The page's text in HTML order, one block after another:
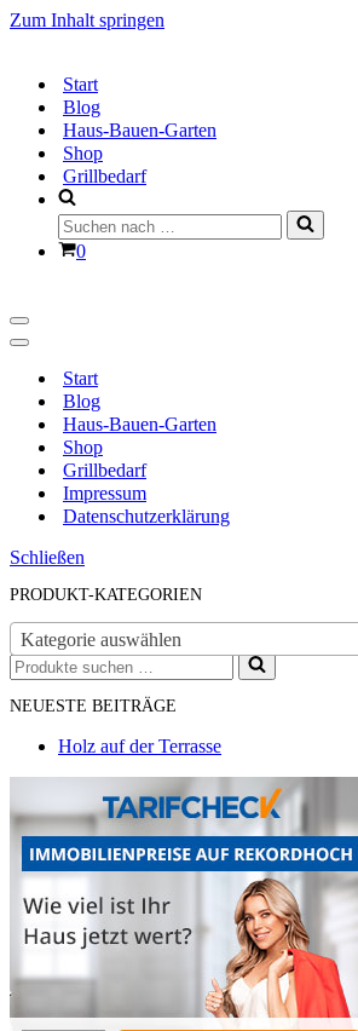
Zum Inhalt springen
Start
Blog
Haus-Bauen-Garten
Shop
Grillbedarf
Suchen
nach …
Warenkorb
0
Navigationsmenü
Navigationsmenü
Start
Blog
Haus-Bauen-Garten
Shop
Grillbedarf
Impressum
Datenschutzerklärung
Schließen
PRODUKT-KATEGORIEN
Kategorie auswählen
Suchen
nach …
NEUESTE BEITRÄGE
Holz auf der Terrasse